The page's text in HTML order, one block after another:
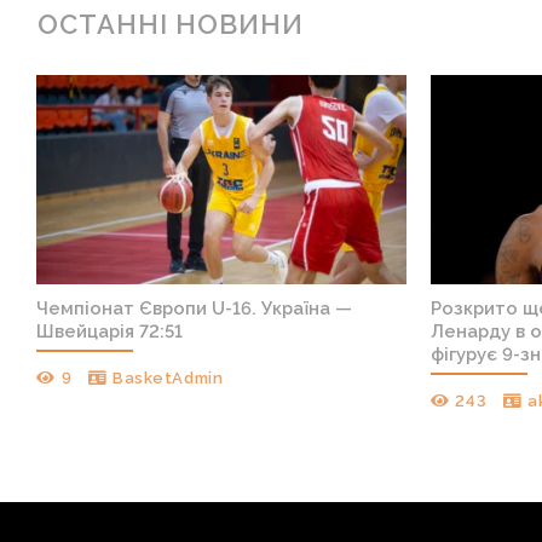
ОСТАННІ НОВИНИ
Чемпіонат Європи U-16. Україна —
Швейцарія 72:51
9 BasketAdmin
Розкрито
Ленарду в
фігурує 9-
243